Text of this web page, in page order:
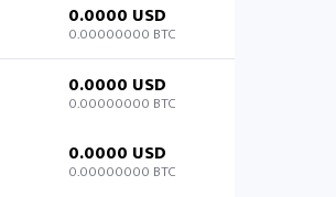
0.0000 USD
0.00000000 BTC
0.0000 USD
0.00000000 BTC
0.0000 USD
0.00000000 BTC